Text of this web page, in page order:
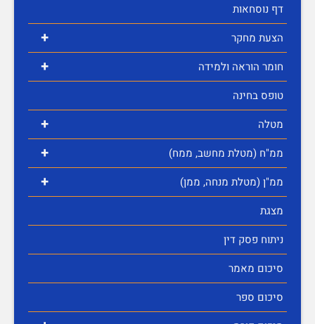
דף נוסחאות
+ הצעת מחקר
+
חומר הוראה ולמידה
טופס בחינה
+ מטלה
+ ממ"ח (מטלת מחשב, ממח)
+
ממ"ן (מטלת מנחה, ממן)
מצגת
ניתוח פסק דין
סיכום מאמר
סיכום ספר